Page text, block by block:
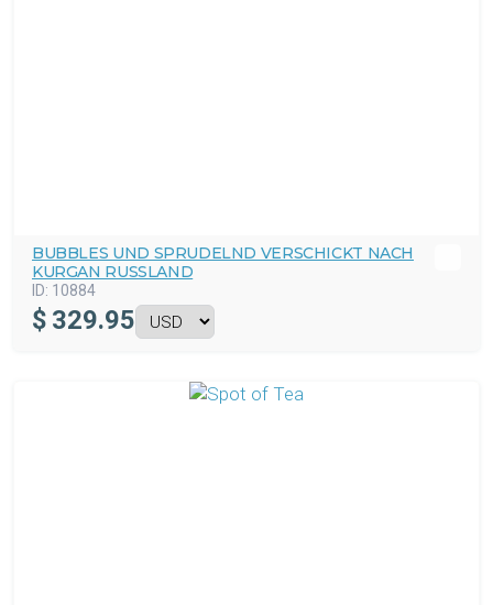
BUBBLES UND SPRUDELND VERSCHICKT NACH
KURGAN RUSSLAND
ID: 10884
$ 329.95